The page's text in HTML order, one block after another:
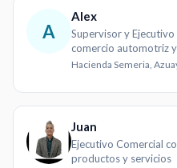
A
Alex
Supervisor y
comercio automotriz
Hacienda Semeria,
Juan
Ejecutivo Comercial
productos y servicios